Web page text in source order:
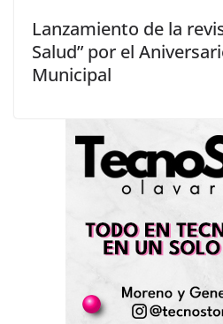
Lanzamiento de la
Salud” por el
Municipal